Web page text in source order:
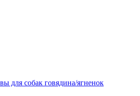
для собак говядина/ягненок